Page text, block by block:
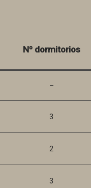
Nº dormitorios
–
3
2
3